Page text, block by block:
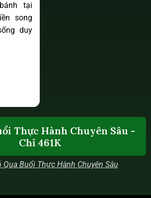
tại
song
duy
Thực Hành Chuyên Sâu -
Chỉ 461K
Qua Buổi Thực Hành Chuyên Sâu